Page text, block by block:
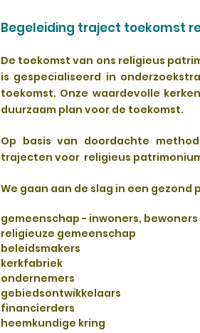
Begeleiding traject toekomst
De toekomst van ons religieus
is gespecialiseerd in
toekomst. Onze waardevolle
duurzaam plan voor de toekomst.
Op basis van doordachte
trajecten voor religieus
We gaan aan de slag in een
gemeenschap - inwoners, bewoners
religieuze gemeenschap
beleidsmakers
kerkfabriek
ondernemers
gebiedsontwikkelaars
financierders
heemkundige kring